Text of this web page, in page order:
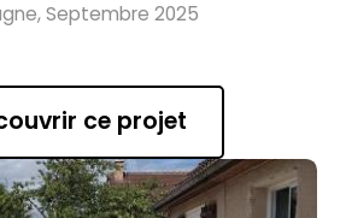
Septembre 2025
ce projet